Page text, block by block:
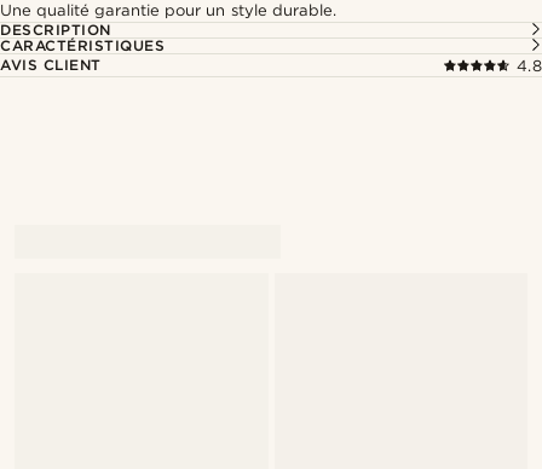
Une qualité garantie pour un style durable.
DESCRIPTION
CARACTÉRISTIQUES
AVIS CLIENT
4.8